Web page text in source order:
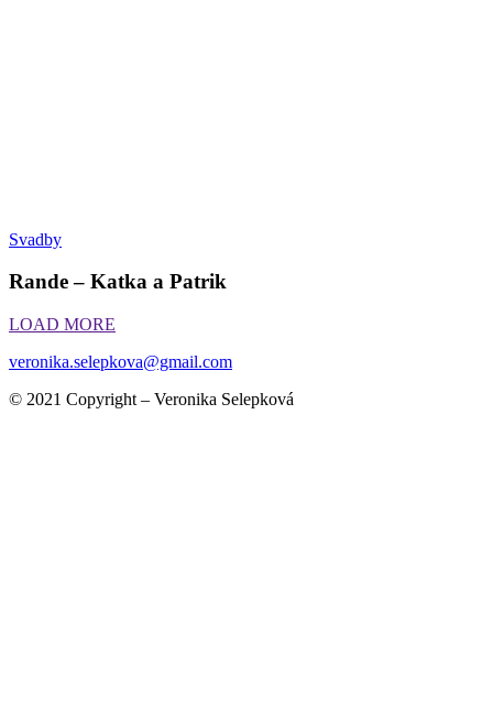
Svadby
Rande – Katka a Patrik
LOAD MORE
veronika.selepkova@gmail.com
© 2021 Copyright – Veronika Selepková